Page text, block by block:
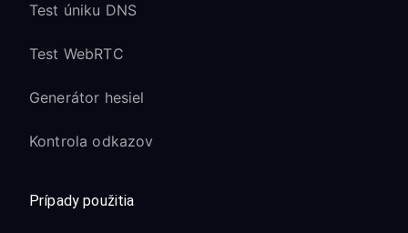
Test úniku DNS
Test WebRTC
Generátor hesiel
Kontrola odkazov
Prípady použitia